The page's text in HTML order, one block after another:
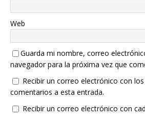
Web
Guarda mi nombre, correo
navegador para la próxima vez que
Recibir un correo electrónico con
comentarios a esta entrada.
Recibir un correo electrónico con